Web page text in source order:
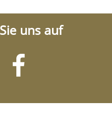
uns auf
Besuchen
Sie
auf